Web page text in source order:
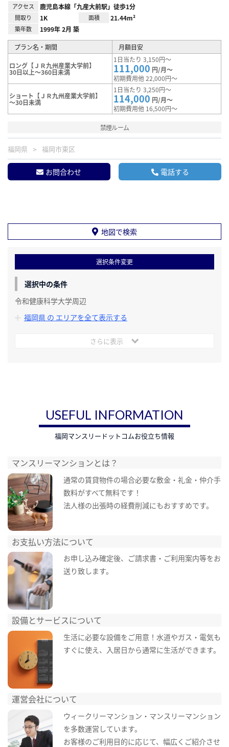
アクセス 鹿児島本線「九産大前駅」徒歩1分
間取り 1K 面積 21.44m²
築年数 1999年 2月 築
プラン名・期間 月額目安
ロング【ＪＲ九州産業大学前】
30日以上～360日未満
1日当たり 3,150円～
111,000 円/月～
初期費用他 22,000円～
ショート【ＪＲ九州産業大学前】
～30日未満
1日当たり 3,250円～
114,000 円/月～
初期費用他 16,500円～
禁煙ルーム
福岡県 福岡市東区
お問合わせ 電話する
地図で検索
選択条件変更
選択中の条件
令和健康科学大学周辺
福岡県 の エリアを全て表示する
さらに表示
USEFUL INFORMATION
福岡マンスリードットコムお役立ち情報
マンスリーマンションとは？
通常の賃貸物件の場合必要な敷金・礼金・仲介手
数料がすべて無料です！
法人様の出張時の経費削減にもおすすめです。
お支払い方法について
お申し込み確定後、ご請求書・ご利用案内等をお
送り致します。
設備とサービスについて
生活に必要な設備をご用意！水道やガス・電気も
すぐに使え、入居日から通常に生活ができます。
運営会社について
ウィークリーマンション・マンスリーマンション
を多数運営しています。
お客様のご利用目的に応じて、幅広くご紹介させ